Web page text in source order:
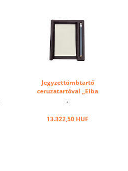
Jegyzettömbtartó
ceruzatartóval „Elba
black” ...
...
13.322,50 HUF